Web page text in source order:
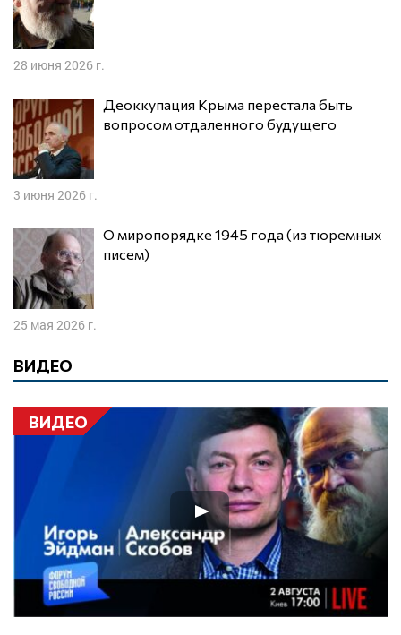
28 июня 2026 г.
Деоккупация Крыма перестала быть
вопросом отдаленного будущего
3 июня 2026 г.
О миропорядке 1945 года (из тюремных
писем)
25 мая 2026 г.
ВИДЕО
ВИДЕО